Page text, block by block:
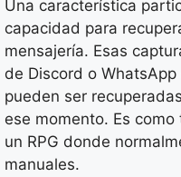
Una característica
capacidad para
mensajería. Esas
de Discord o
pueden ser
ese momento. Es
un RPG donde
manuales.